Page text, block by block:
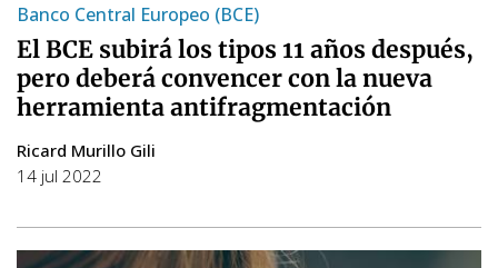
Banco Central Europeo (BCE)
El BCE subirá los tipos 11 años después,
pero deberá convencer con la nueva
herramienta antifragmentación
Ricard Murillo Gili
14 jul 2022